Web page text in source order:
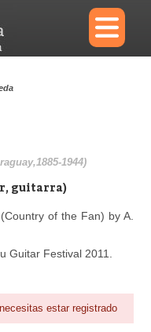
×
Diccionario
1944)
guitarra)
of the Fan) by A.
Guitar Festival 2011.
estar registrado